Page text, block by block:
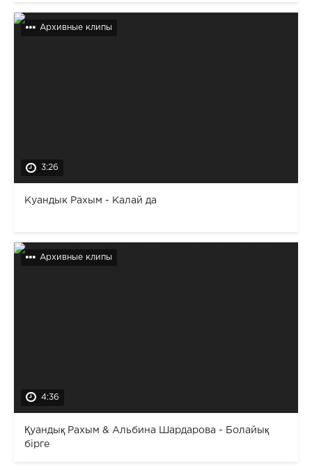
Архивные клипы
3:26
Куандык Рахым - Калай да
Архивные клипы
4:36
Қуандық Рахым & Альбина Шардарова - Болайық
бірге